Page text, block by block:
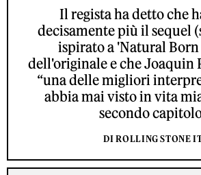
Il regista ha detto che
decisamente più il sequel
ispirato a 'Natural
dell'originale e che Joaquin
“una delle migliori
abbia mai visto in vita
secondo
DI ROLLING STONE